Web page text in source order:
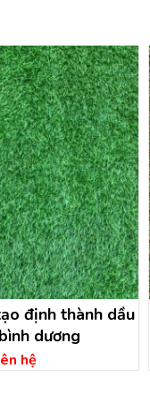
định thành dầu
dương
hệ